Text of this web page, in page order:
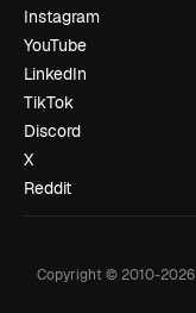
Instagram
YouTube
LinkedIn
TikTok
Discord
X
Reddit
Copyright © 2010-2026